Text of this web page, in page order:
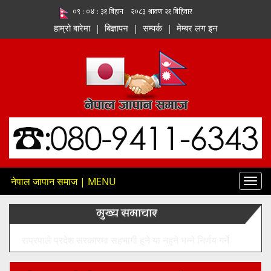
हाम्रो बारेमा | बिज्ञापन | सम्पर्क | मेम्बर लग इन
नेपाल जापान समाज | MENU
मुख्य समाचार
आर्थिक रूपान्तरणको सहयात्री र सहनिर्माताका रूपमा अघि बढ्नुपर्ने